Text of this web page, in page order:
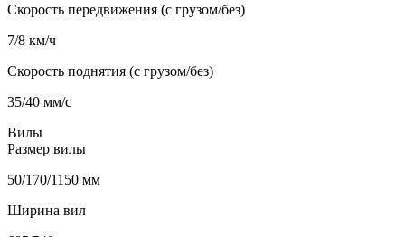
Скорость передвижения (с грузом/без)
7/8 км/ч
Скорость поднятия (с грузом/без)
35/40 мм/с
Вилы
Размер вилы
50/170/1150 мм
Ширина вил